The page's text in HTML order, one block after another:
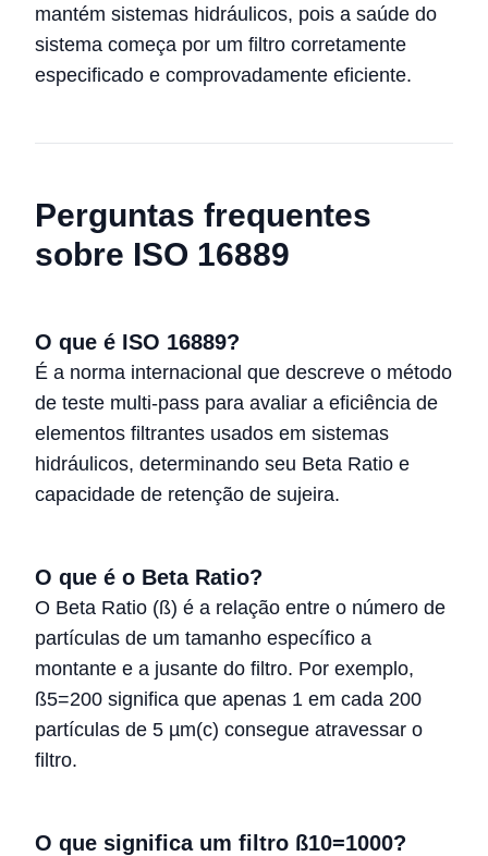
mantém sistemas hidráulicos, pois a saúde do
sistema começa por um filtro corretamente
especificado e comprovadamente eficiente.
Perguntas frequentes
sobre ISO 16889
O que é ISO 16889?
É a norma internacional que descreve o método
de teste multi-pass para avaliar a eficiência de
elementos filtrantes usados em sistemas
hidráulicos, determinando seu Beta Ratio e
capacidade de retenção de sujeira.
O que é o Beta Ratio?
O Beta Ratio (ß) é a relação entre o número de
partículas de um tamanho específico a
montante e a jusante do filtro. Por exemplo,
ß5=200 significa que apenas 1 em cada 200
partículas de 5 µm(c) consegue atravessar o
filtro.
O que significa um filtro ß10=1000?